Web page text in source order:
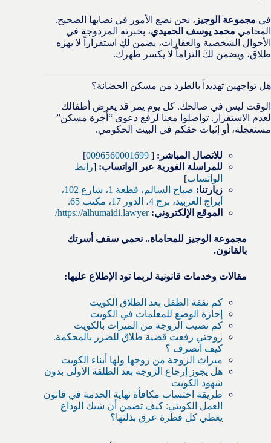
في مجموعة الوجيز ، نحن نضع الأمور في نصابها الصحيح.
المحامي محمد يوسف الحميدي، بخبرته المزدوجة في
الأحوال الشخصية والعقارات، يضمن لكِ استقراراً لا يهزه
طلاق، ويضمن لكَ التزاماً لا يكسر ظهرك.
هل تواجهين تهديداً بالطرد من مسكن الحضانة؟
الوقت ليس في صالحك. كل يوم يمر قد يعرض أطفالك
لعدم الاستقرار. تواصلوا معنا لرفع دعوى “أجرة مسكن”
مستعجلة، أو إثبات حقكم في البيت الحكومي.
للاتصال المباشر: [
0096560001699
]
للمراسلة الفورية عبر الواتساب: [رابط
الواتساب]
زيارتنا:
صباح السالم، قطعة 1، شارع 102،
أبراج العربيد، برج 4، الدور 17، مكتب 65.
الموقع الإلكتروني: https://alhumaidi.lawyer/
مجموعة الوجيز للمحاماة.. نحمي سقف أسرتك
بالقانون.
مقالات وخدمات قانونية لربما تود الإطلاع عليها:
كم نفقة الطفل بعد الطلاق الكويت
إجازة الوضع للمعلمات في الكويت
كم نصيب الزوجة من الميراث بالكويت
زوجتي رفعت قضية طلاق للضرر بالمحكمة.
كيف اتصرف ؟
ميراث الزوجة من زوجها ولها أبناء الكويت
هل يجوز إرجاع الزوجة بعد الطلقة الأولى بدون
شهود الكويت
طريقة احتساب مكافأة نهاية الخدمة في قانون
العمل الكويتي: كيف تضمن أن شيك الوداع
يغطي كل قطرة عرق بذلتها؟